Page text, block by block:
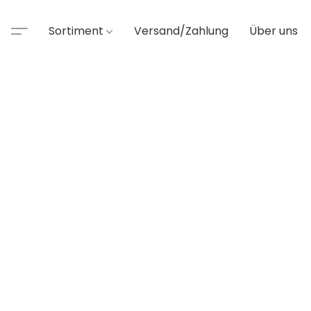
Sortiment Versand/Zahlung Über uns